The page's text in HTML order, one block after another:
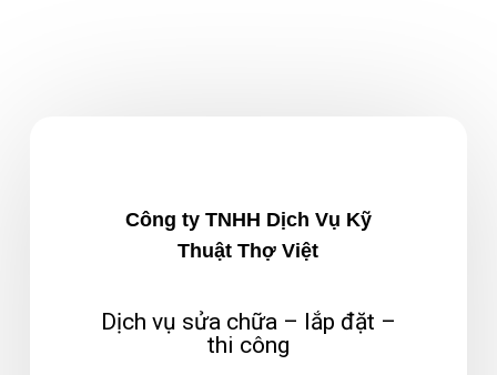
Công ty TNHH Dịch Vụ Kỹ
Thuật Thợ Việt
Dịch vụ sửa chữa – lắp đặt –
thi công